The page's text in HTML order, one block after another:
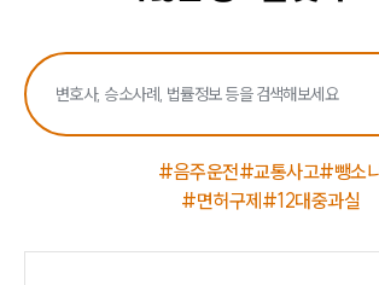
#음주운전#교통사고#뺑소
#면허구제#12대중과실